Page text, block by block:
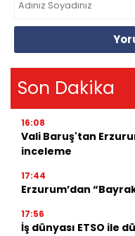
Son Dakika
16:08
Vali Baruş'tan
inceleme
17:44
Erzurum’dan
17:56
İş dünyası ETSO ile